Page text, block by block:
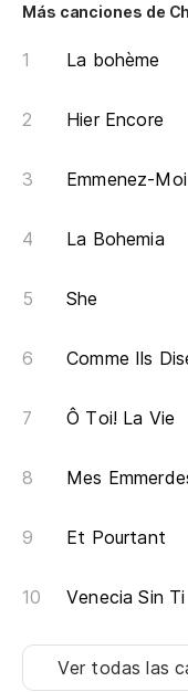
Más canciones de
La bohème
Hier Encore
Emmenez-Moi
La Bohemia
She
Comme Ils
Ô Toi! La Vie
Mes
Et Pourtant
Venecia Sin Ti
Ver todas las